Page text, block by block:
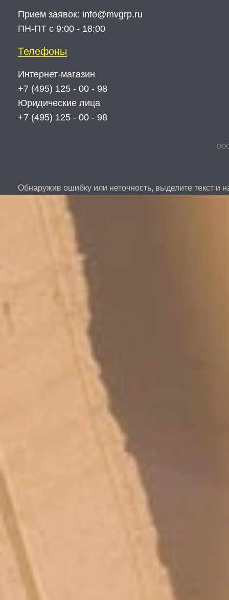
Прием заявок: info@mvgrp.ru
ПН-ПТ с 9:00 - 18:00
Телефоны
Интернет-магазин
+7 (495) 125 - 00 - 98
Юридические лица
+7 (495) 125 - 00 - 98
ООО
Обнаружив ошибку или неточность, выделите текст и